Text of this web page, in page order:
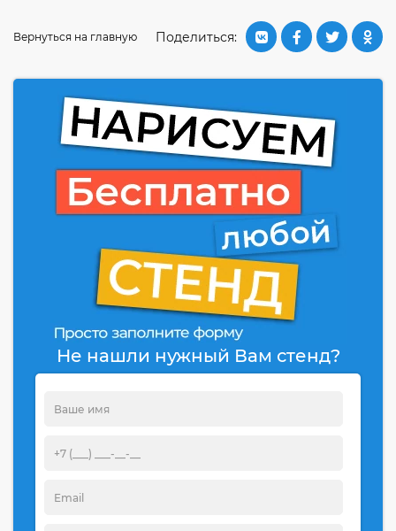
Поделиться:
Вернуться на главную
Не нашли нужный Вам стенд?